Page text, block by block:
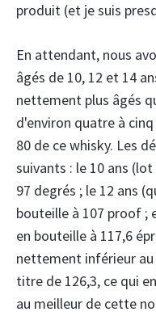
produit (et je suis
En attendant, nous
âgés de 10, 12 et 14
nettement plus âgés
d'environ quatre à
80 de ce whisky. Les
suivants : le 10 ans
97 degrés ; le 12 ans
bouteille à 107 proof ;
en bouteille à 117,6
nettement inférieur
titre de 126,3, ce qui
au meilleur de cette